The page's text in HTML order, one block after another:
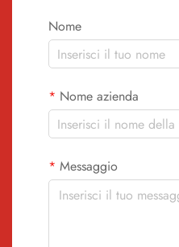
Nome
Nome azienda
Messaggio